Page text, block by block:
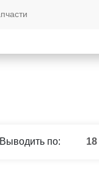
Выводить по: 18